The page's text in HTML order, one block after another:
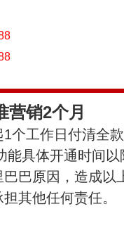
营销2个月
1个工作日付清全
能具体开通时间
巴原因，造成
其他任何责任。